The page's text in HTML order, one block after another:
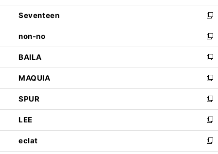
開
く
ウ
で
開
く
ン
ド
ウ
で
開
く
Seventeen
新
し
い
ウ
ィ
ン
ド
ウ
で
開
く
non-no
新
し
い
ウ
ィ
ン
ド
ウ
で
開
く
BAILA
新
し
い
ウ
ィ
ン
ド
ウ
で
開
MAQUIA
新
し
い
ウ
ィ
ン
ド
ウ
SPUR
新
し
い
ウ
ィ
ン
LEE
新
し
い
eclat
新